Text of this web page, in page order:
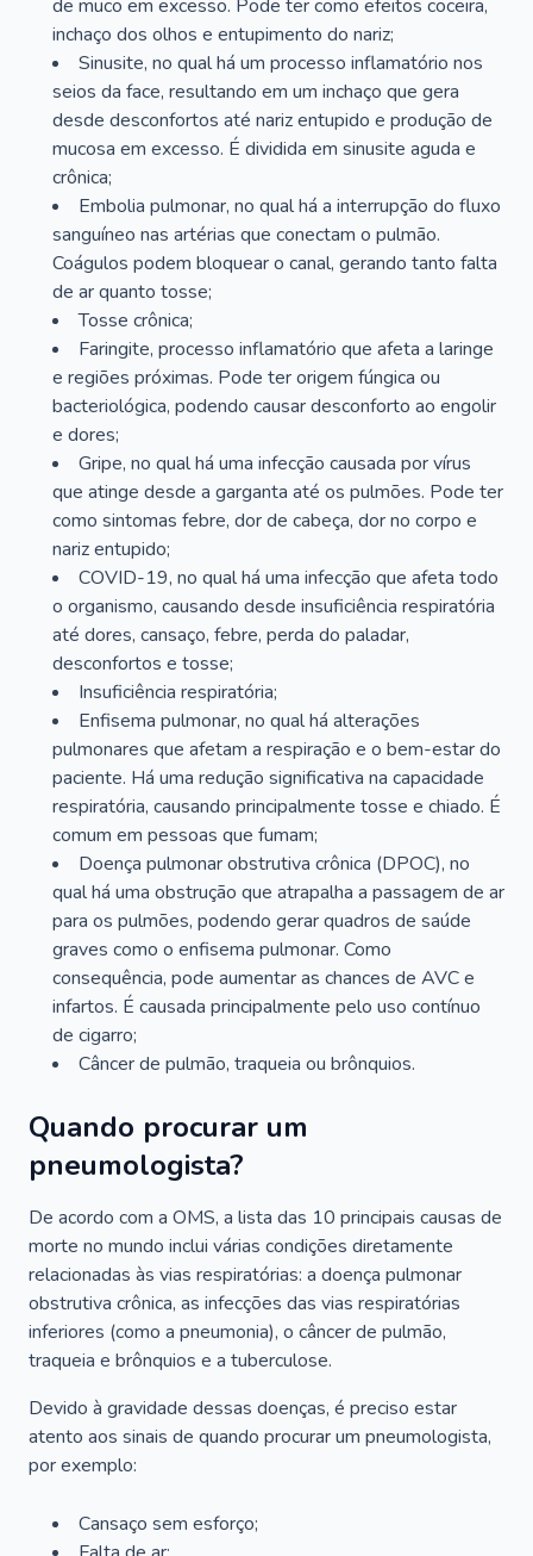
de muco em excesso. Pode ter como efeitos coceira,
inchaço dos olhos e entupimento do nariz;
Sinusite, no qual há um processo inflamatório nos
seios da face, resultando em um inchaço que gera
desde desconfortos até nariz entupido e produção de
mucosa em excesso. É dividida em sinusite aguda e
crônica;
Embolia pulmonar, no qual há a interrupção do fluxo
sanguíneo nas artérias que conectam o pulmão.
Coágulos podem bloquear o canal, gerando tanto falta
de ar quanto tosse;
Tosse crônica;
Faringite, processo inflamatório que afeta a laringe
e regiões próximas. Pode ter origem fúngica ou
bacteriológica, podendo causar desconforto ao engolir
e dores;
Gripe, no qual há uma infecção causada por vírus
que atinge desde a garganta até os pulmões. Pode ter
como sintomas febre, dor de cabeça, dor no corpo e
nariz entupido;
COVID-19, no qual há uma infecção que afeta todo
o organismo, causando desde insuficiência respiratória
até dores, cansaço, febre, perda do paladar,
desconfortos e tosse;
Insuficiência respiratória;
Enfisema pulmonar, no qual há alterações
pulmonares que afetam a respiração e o bem-estar do
paciente. Há uma redução significativa na capacidade
respiratória, causando principalmente tosse e chiado. É
comum em pessoas que fumam;
Doença pulmonar obstrutiva crônica (DPOC), no
qual há uma obstrução que atrapalha a passagem de ar
para os pulmões, podendo gerar quadros de saúde
graves como o enfisema pulmonar. Como
consequência, pode aumentar as chances de AVC e
infartos. É causada principalmente pelo uso contínuo
de cigarro;
Câncer de pulmão, traqueia ou brônquios.
Quando procurar um
pneumologista?
De acordo com a OMS, a lista das 10 principais causas de
morte no mundo inclui várias condições diretamente
relacionadas às vias respiratórias: a doença pulmonar
obstrutiva crônica, as infecções das vias respiratórias
inferiores (como a pneumonia), o câncer de pulmão,
traqueia e brônquios e a tuberculose.
Devido à gravidade dessas doenças, é preciso estar
atento aos sinais de quando procurar um pneumologista,
por exemplo:
Cansaço sem esforço;